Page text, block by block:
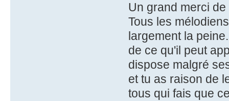
Un grand merci
Tous les
largement la
de ce qu'il peut
dispose malgré
et tu as raison de
tous qui fais que